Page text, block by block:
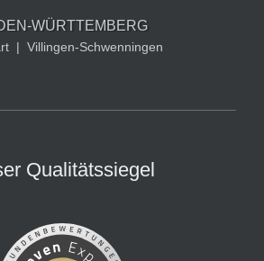
WÜRTTEMBERG
| Villingen-Schwenningen
Qualitätssiegel